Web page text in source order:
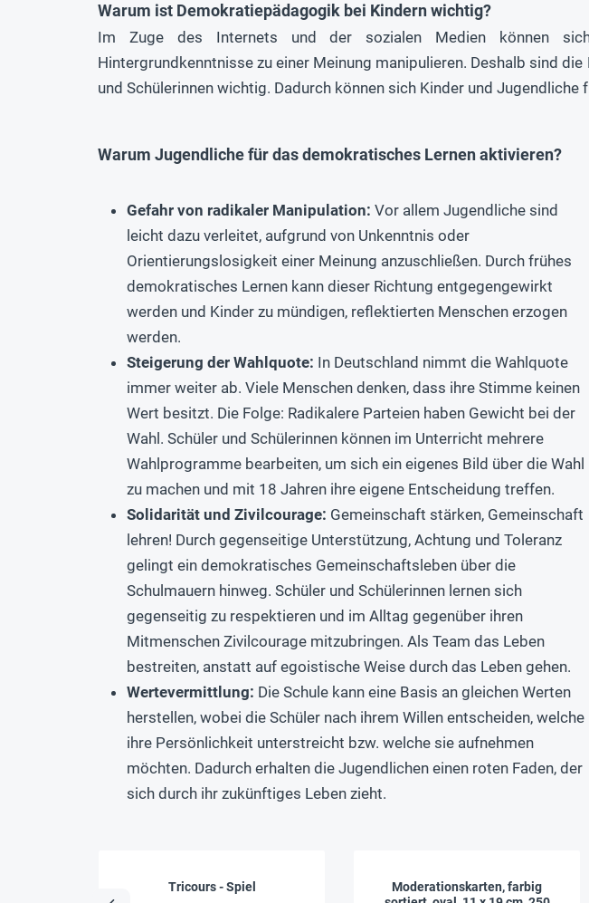
Warum ist Demokratiepädagogik bei Kindern wichtig?
Im Zuge des Internets und der sozialen Medien können
Hintergrundkenntnisse zu einer Meinung manipulieren. Deshalb sind
und Schülerinnen wichtig. Dadurch können sich Kinder und
Warum Jugendliche für das demokratisches Lernen aktivieren?
Gefahr von radikaler Manipulation: Vor allem Jugendliche sind
leicht dazu verleitet, aufgrund von Unkenntnis oder
Orientierungslosigkeit einer Meinung anzuschließen. Durch frühes
demokratisches Lernen kann dieser Richtung entgegengewirkt
werden und Kinder zu mündigen, reflektierten Menschen erzogen
werden.
Steigerung der Wahlquote: In Deutschland nimmt die Wahlquote
immer weiter ab. Viele Menschen denken, dass ihre Stimme keinen
Wert besitzt. Die Folge: Radikalere Parteien haben Gewicht bei der
Wahl. Schüler und Schülerinnen können im Unterricht mehrere
Wahlprogramme bearbeiten, um sich ein eigenes Bild über die Wahl
zu machen und mit 18 Jahren ihre eigene Entscheidung treffen.
Solidarität und Zivilcourage: Gemeinschaft stärken, Gemeinschaft
lehren! Durch gegenseitige Unterstützung, Achtung und Toleranz
gelingt ein demokratisches Gemeinschaftsleben über die
Schulmauern hinweg. Schüler und Schülerinnen lernen sich
gegenseitig zu respektieren und im Alltag gegenüber ihren
Mitmenschen Zivilcourage mitzubringen. Als Team das Leben
bestreiten, anstatt auf egoistische Weise durch das Leben gehen.
Wertevermittlung: Die Schule kann eine Basis an gleichen Werten
herstellen, wobei die Schüler nach ihrem Willen entscheiden, welche
ihre Persönlichkeit unterstreicht bzw. welche sie aufnehmen
möchten. Dadurch erhalten die Jugendlichen einen roten Faden, der
sich durch ihr zukünftiges Leben zieht.
Tricours - Spiel
Moderationskarten, farbig